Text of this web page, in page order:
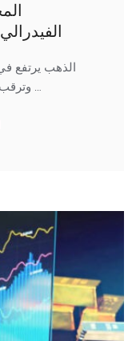
الفيدرالي
وترقب قرار الفيدرالي الأمريكي اليوم 19 …